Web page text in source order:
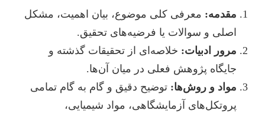
مقدمه:معرفی کلی موضوع، بیان اهمیت، مشکل
اصلی و سوالات یا فرضیه‌های تحقیق.
مرور ادبیات:
خلاصه‌ای از تحقیقات گذشته و
جایگاه پژوهش فعلی در میان آن‌ها.
مواد و روش‌ها:توضیح دقیق و گام به گام تمامی
پروتکل‌های آزمایشگاهی، مواد شیمیایی،